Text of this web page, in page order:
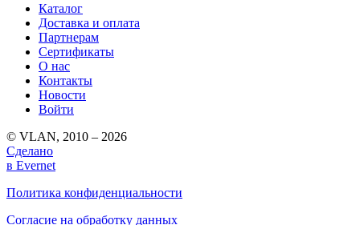
Каталог
Доставка и оплата
Партнерам
Сертификаты
О нас
Контакты
Новости
Войти
© VLAN, 2010 – 2026
Сделано
в Evernet
Политика конфиденциальности
Согласие на обработку данных